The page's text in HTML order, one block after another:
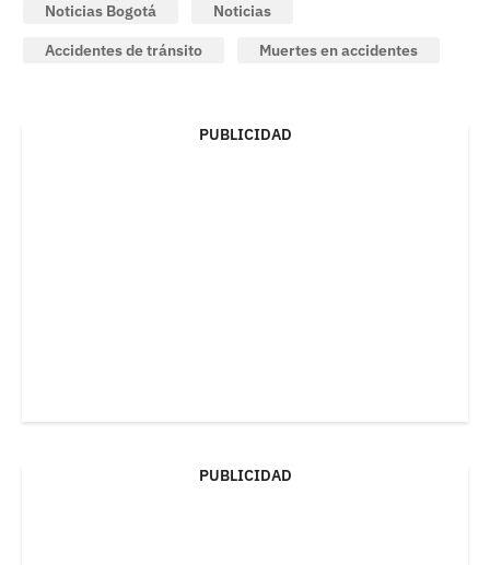
Noticias Bogotá
Noticias
Accidentes de tránsito
Muertes en accidentes
PUBLICIDAD
PUBLICIDAD